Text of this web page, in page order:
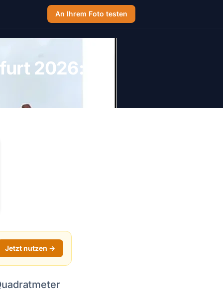
An Ihrem Foto testen
2026:
Jetzt nutzen →